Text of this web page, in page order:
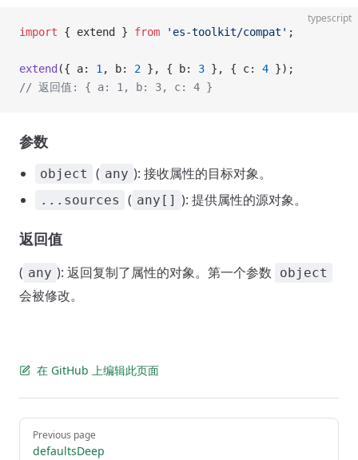
typescript
import { extend } from 'es-toolkit/compat' ;
extend ({ a: 1 , b: 2 }, { b: 3 }, { c: 4 });
// 返回值: { a: 1, b: 3, c: 4 }
参数
object ( any ): 接收属性的目标对象。
...sources ( any[] ): 提供属性的源对象。
返回值
( any ): 返回复制了属性的对象。第一个参数 object
会被修改。
在 GitHub 上编辑此页面
Pager
Previous page
defaultsDeep